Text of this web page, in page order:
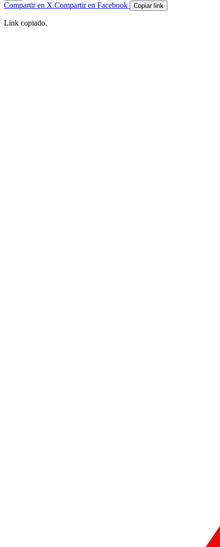
Compartir en X Compartir en Facebook Copiar link
Link copiado.